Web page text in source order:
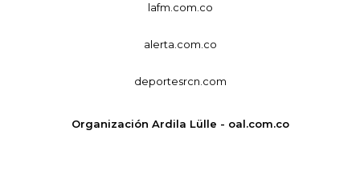
lafm.com.co
alerta.com.co
deportesrcn.com
Organización Ardila Lülle - oal.com.co